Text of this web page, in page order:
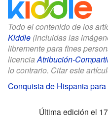
Todo el contenido de los
Kiddle (incluidas las
libremente para fines
licenciaAtribución-
lo contrario. Citar este
Conquista de Hispania
Última edición el